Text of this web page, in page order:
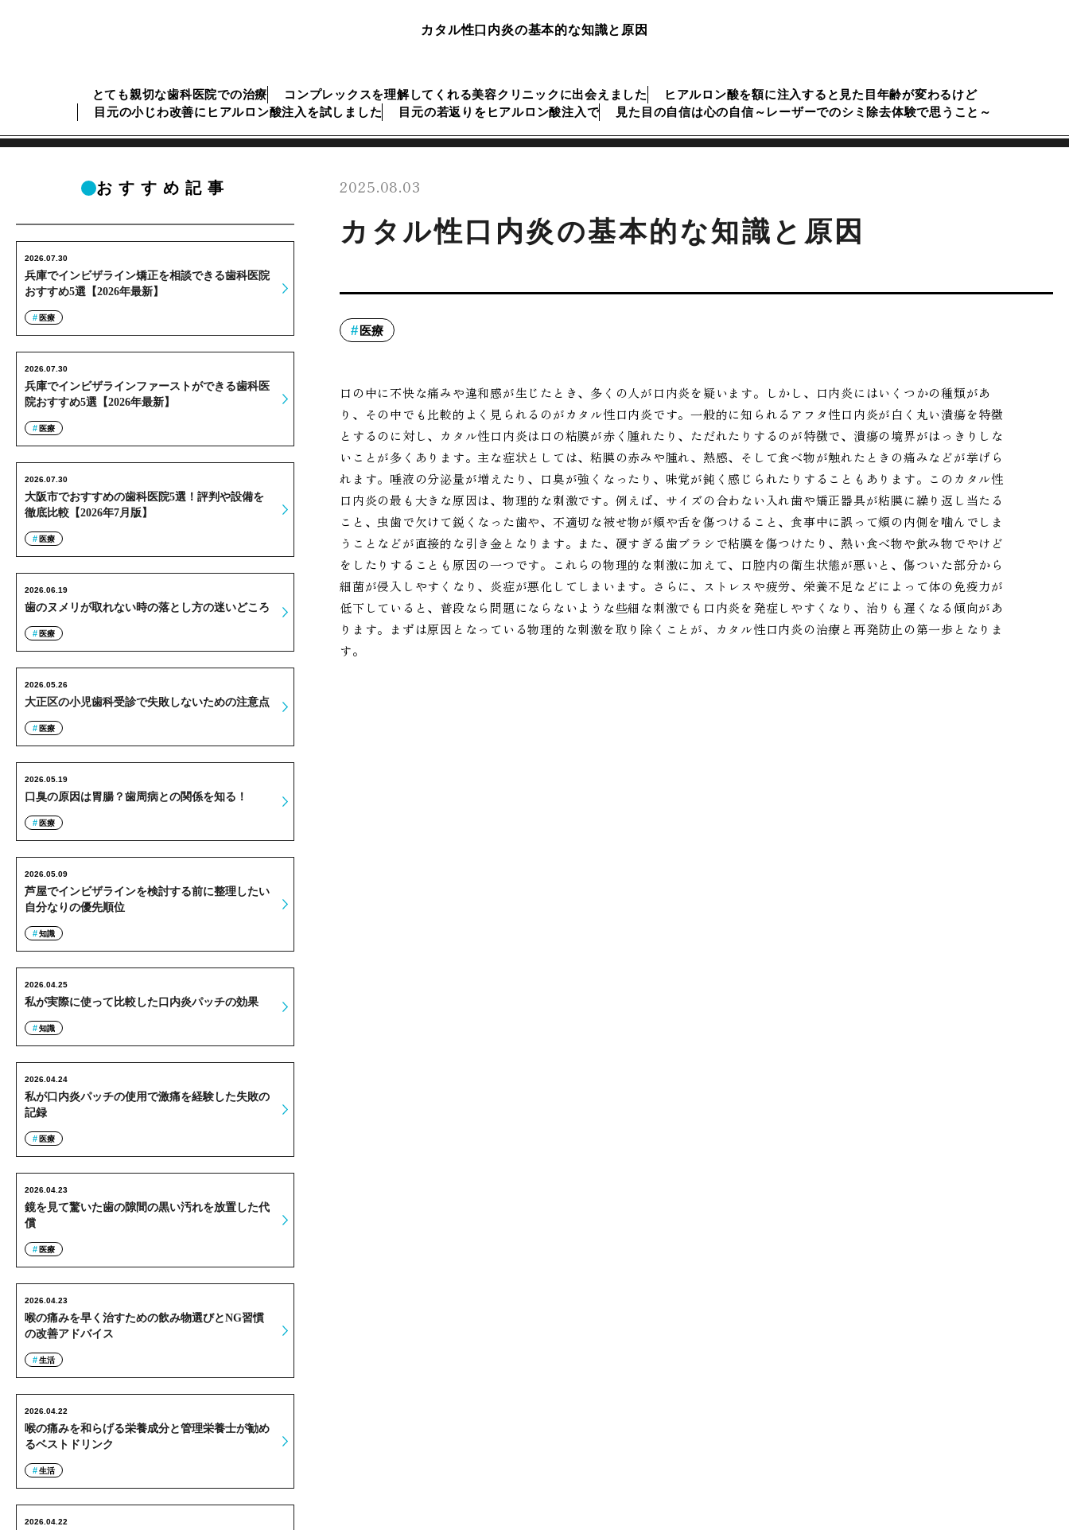
カタル性口内炎の基本的な知識と原因
とても親切な歯科医院での治療 コンプレックスを理解してくれる美容クリニックに出会えました
ヒアルロン酸を額に注入すると見た目年齢が変わるけど
目元の小じわ改善にヒアルロン酸注入を試しました
目元の若返りをヒアルロン酸注入で 見た目の自信は心の自信～レーザーでのシミ除去体験で思うこと～
2025.08.03
カタル性口内炎の基本的な知識と原因
医療
口の中に不快な痛みや違和感が生じたとき、多くの人が口内炎を疑います。しかし、口内炎にはいくつかの種類があ
り、その中でも比較的よく見られるのがカタル性口内炎です。一般的に知られるアフタ性口内炎が白く丸い潰瘍を特徴
とするのに対し、カタル性口内炎は口の粘膜が赤く腫れたり、ただれたりするのが特徴で、潰瘍の境界がはっきりしな
いことが多くあります。主な症状としては、粘膜の赤みや腫れ、熱感、そして食べ物が触れたときの痛みなどが挙げら
れます。唾液の分泌量が増えたり、口臭が強くなったり、味覚が鈍く感じられたりすることもあります。このカタル性
口内炎の最も大きな原因は、物理的な刺激です。例えば、サイズの合わない入れ歯や矯正器具が粘膜に繰り返し当たる
こと、虫歯で欠けて鋭くなった歯や、不適切な被せ物が頬や舌を傷つけること、食事中に誤って頬の内側を噛んでしま
うことなどが直接的な引き金となります。また、硬すぎる歯ブラシで粘膜を傷つけたり、熱い食べ物や飲み物でやけど
をしたりすることも原因の一つです。これらの物理的な刺激に加えて、口腔内の衛生状態が悪いと、傷ついた部分から
細菌が侵入しやすくなり、炎症が悪化してしまいます。さらに、ストレスや疲労、栄養不足などによって体の免疫力が
低下していると、普段なら問題にならないような些細な刺激でも口内炎を発症しやすくなり、治りも遅くなる傾向があ
ります。まずは原因となっている物理的な刺激を取り除くことが、カタル性口内炎の治療と再発防止の第一歩となりま
す。
おすすめ記事
兵庫でインビザライン矯正を相談できる歯科医院
おすすめ5選【2026年最新】
2026.07.30
医療
兵庫でインビザラインファーストができる歯科医
院おすすめ5選【2026年最新】
2026.07.30
医療
大阪市でおすすめの歯科医院5選！評判や設備を
徹底比較【2026年7月版】
2026.07.30
医療
歯のヌメリが取れない時の落とし方の迷いどころ
2026.06.19
医療
大正区の小児歯科受診で失敗しないための注意点
2026.05.26
医療
口臭の原因は胃腸？歯周病との関係を知る！
2026.05.19
医療
芦屋でインビザラインを検討する前に整理したい
自分なりの優先順位
2026.05.09
知識
私が実際に使って比較した口内炎パッチの効果
2026.04.25
知識
私が口内炎パッチの使用で激痛を経験した失敗の
記録
2026.04.24
医療
鏡を見て驚いた歯の隙間の黒い汚れを放置した代
償
2026.04.23
医療
喉の痛みを早く治すための飲み物選びとNG習慣
の改善アドバイス
2026.04.23
生活
喉の痛みを和らげる栄養成分と管理栄養士が勧め
るベストドリンク
2026.04.22
生活
2026.04.22